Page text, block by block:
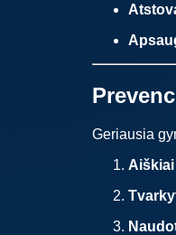
Geriausia